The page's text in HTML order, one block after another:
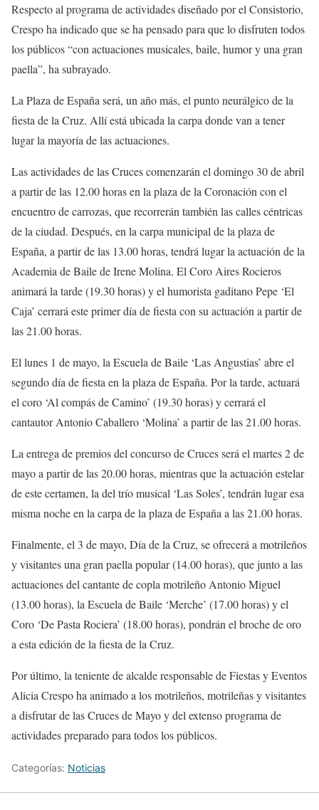
Respecto al programa de actividades diseñado por el Consistorio,
Crespo ha indicado que se ha pensado para que lo disfruten todos
los públicos “con actuaciones musicales, baile, humor y una gran
paella”, ha subrayado.
La Plaza de España será, un año más, el punto neurálgico de la
fiesta de la Cruz. Allí está ubicada la carpa donde van a tener
lugar la mayoría de las actuaciones.
Las actividades de las Cruces comenzarán el domingo 30 de abril
a partir de las 12.00 horas en la plaza de la Coronación con el
encuentro de carrozas, que recorrerán también las calles céntricas
de la ciudad. Después, en la carpa municipal de la plaza de
España, a partir de las 13.00 horas, tendrá lugar la actuación de la
Academia de Baile de Irene Molina. El Coro Aires Rocieros
animará la tarde (19.30 horas) y el humorista gaditano Pepe ‘El
Caja’ cerrará este primer día de fiesta con su actuación a partir de
las 21.00 horas.
El lunes 1 de mayo, la Escuela de Baile ‘Las Angustias’ abre el
segundo día de fiesta en la plaza de España. Por la tarde, actuará
el coro ‘Al compás de Camino’ (19.30 horas) y cerrará el
cantautor Antonio Caballero ‘Molina’ a partir de las 21.00 horas.
La entrega de premios del concurso de Cruces será el martes 2 de
mayo a partir de las 20.00 horas, mientras que la actuación estelar
de este certamen, la del trío musical ‘Las Soles’, tendrán lugar esa
misma noche en la carpa de la plaza de España a las 21.00 horas.
Finalmente, el 3 de mayo, Día de la Cruz, se ofrecerá a motrileños
y visitantes una gran paella popular (14.00 horas), que junto a las
actuaciones del cantante de copla motrileño Antonio Miguel
(13.00 horas), la Escuela de Baile ‘Merche’ (17.00 horas) y el
Coro ‘De Pasta Rociera’ (18.00 horas), pondrán el broche de oro
a esta edición de la fiesta de la Cruz.
Por último, la teniente de alcalde responsable de Fiestas y Eventos
Alicia Crespo ha animado a los motrileños, motrileñas y visitantes
a disfrutar de las Cruces de Mayo y del extenso programa de
actividades preparado para todos los públicos.
Categorías: Noticias